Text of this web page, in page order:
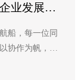
业发展新
船，每一位同
协作为帆，共